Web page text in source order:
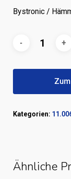
Bystronic /
Kategorien:
Ähnliche